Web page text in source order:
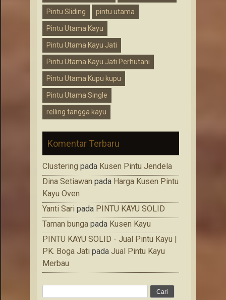
Pintu Sliding pintu utama
Pintu Utama Kayu
Pintu Utama Kayu Jati
Pintu Utama Kayu Jati Perhutani
Pintu Utama Kupu kupu
Pintu Utama Single
relling tangga kayu
Komentar Terbaru
Clustering pada Kusen Pintu Jendela
Dina Setiawan pada Harga Kusen Pintu
Kayu Oven
Yanti Sari pada PINTU KAYU SOLID
Taman bunga pada Kusen Kayu
PINTU KAYU SOLID - Jual Pintu Kayu |
PK. Boga Jati pada Jual Pintu Kayu
Merbau